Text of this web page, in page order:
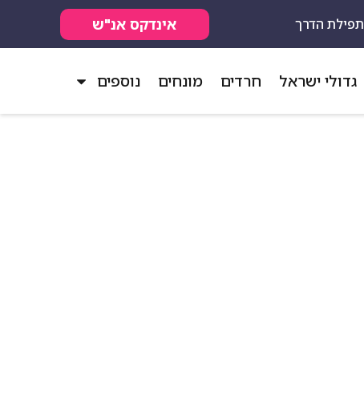
תפילת הדרך אינדקס אנ"ש
גדולי ישראל חרדים מונחים נוספים